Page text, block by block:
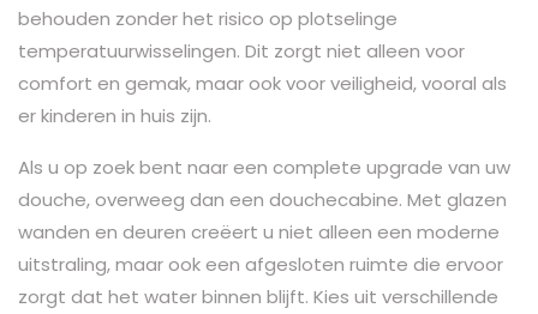
behouden zonder het risico op plotselinge
temperatuurwisselingen. Dit zorgt niet alleen voor
comfort en gemak, maar ook voor veiligheid, vooral als
er kinderen in huis zijn.
Als u op zoek bent naar een complete upgrade van uw
douche, overweeg dan een douchecabine. Met glazen
wanden en deuren creëert u niet alleen een moderne
uitstraling, maar ook een afgesloten ruimte die ervoor
zorgt dat het water binnen blijft. Kies uit verschillende